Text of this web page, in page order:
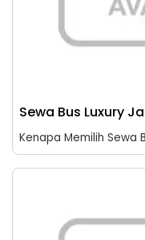
Sewa Bus Luxury
Kenapa Memilih Sewa